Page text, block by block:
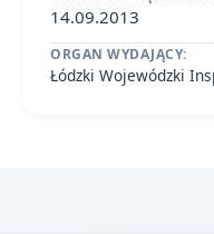
14.09.2013
ORGAN WYDAJĄCY:
Łódzki Wojewódzki